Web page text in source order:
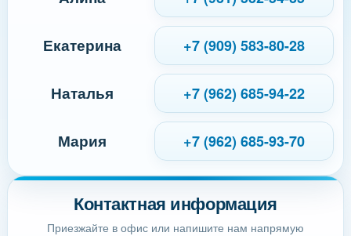
Контактная информация
Приезжайте в офис или напишите нам напрямую
Екатерина +7 (909) 583-80-28
Наталья +7 (962) 685-94-22
Мария +7 (962) 685-93-70